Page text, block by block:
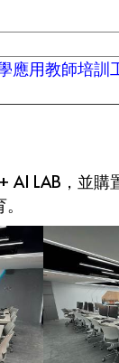
應用教師培訓
AI LAB，並